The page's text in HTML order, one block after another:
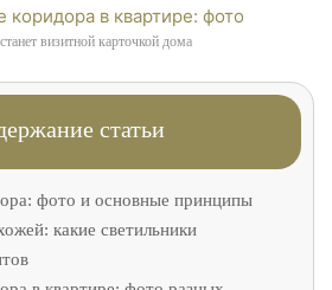
визитной карточкой дома
статьи
фото и основные принципы
какие светильники